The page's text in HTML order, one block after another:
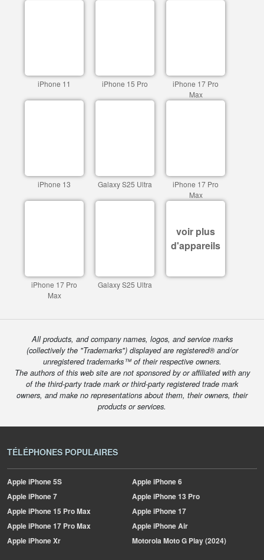
iPhone 11 iPhone 15 Pro
iPhone 17 Pro
Max
iPhone 13 Galaxy S25 Ultra
iPhone 17 Pro
Max
iPhone 17 Pro
Max
Galaxy S25 Ultra
voir plus
d'appareils
All products, and company names, logos, and service marks
(collectively the "Trademarks") displayed are registered® and/or
unregistered trademarks™ of their respective owners.
The authors of this web site are not sponsored by or affiliated with any
of the third-party trade mark or third-party registered trade mark
owners, and make no representations about them, their owners, their
products or services.
TÉLÉPHONES POPULAIRES
AppleiPhone 5S AppleiPhone 6
AppleiPhone 7 AppleiPhone 13 Pro
AppleiPhone 15 Pro Max AppleiPhone 17
AppleiPhone 17 Pro Max AppleiPhone Air
AppleiPhone Xr MotorolaMoto G Play (2024)